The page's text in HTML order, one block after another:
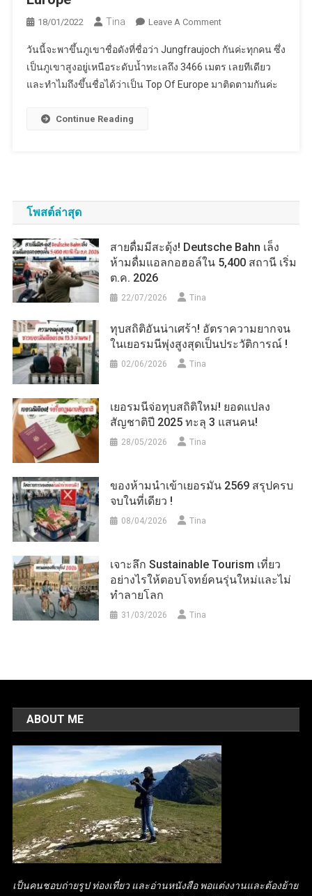
18/01/2022 Tina Leave A CommentOn
หนึ่ง
ใน
ชีวิต
วันนี้จะพาขึ้นภูเขาชื่อดังที่ชื่อว่า Jungfraujoch กันค่ะทุกคน ซึ่ง
เป็นภูเขาสูงอยู่เหนือระดับน้ำทะเลถึง 3466 เมตร เลยทีเดียว
และทำไมถึงขึ้นชื่อได้ว่าเป็น Top Of Europe มาติดตามกันค่ะ
Continue Reading
โพสต์ล่าสุด
สายดื่มมีสะดุ้ง! Deutsche Bahn เล็ง
ห้ามดื่มแอลกอฮอล์ใน 5,400 สถานี เริ่ม
ต.ค. 2026
22/07/2026 Tina
ทุบสถิติอันน่าเศร้า! อัตราความยากจน
ในเยอรมนีพุ่งสูงสุดเป็นประวัติการณ์ !
02/06/2026 Tina
เยอรมนีจ่อทุบสถิติใหม่! ยอดแปลง
สัญชาติปี 2025 ทะลุ 3 แสนคน!
28/05/2026 Tina
ของห้ามนำเข้าเยอรมัน 2569 สรุปครบ
จบในที่เดียว !
08/04/2026 Tina
เจาะลึก Sustainable Tourism เที่ยว
อย่างไรให้ตอบโจทย์คนรุ่นใหม่และไม่
ทำลายโลก
31/03/2026 Tina
ABOUT ME
เป็นคนชอบถ่ายรูป ท่องเที่ยว และอ่านหนังสือ พอแต่งงานและต้องย้าย